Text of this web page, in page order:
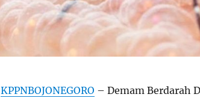
KPPNBOJONEGORO – Demam Berdarah